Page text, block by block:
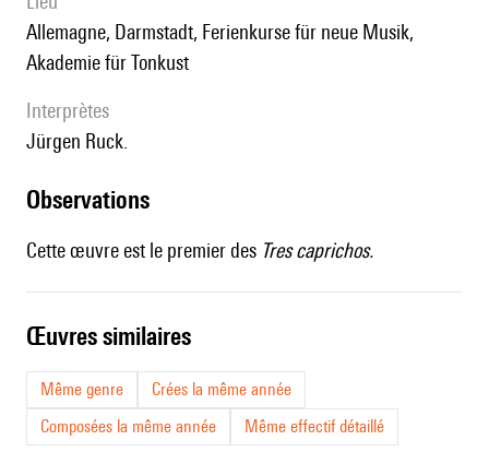
Allemagne, Darmstadt, Ferienkurse für neue Musik,
Akademie für Tonkust
interprètes
Jürgen Ruck.
observations
Cette œuvre est le premier des Tres caprichos.
œuvres similaires
Même genre
Crées la même année
Composées la même année
Même effectif détaillé